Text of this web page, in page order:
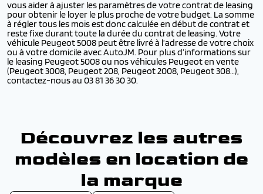
vous aider à ajuster les paramètres de votre contrat de leasing
pour obtenir le loyer le plus proche de votre budget. La somme
à régler tous les mois est donc calculée en début de contrat et
reste fixe durant toute la durée du contrat de leasing. Votre
véhicule Peugeot 5008 peut être livré à l’adresse de votre choix
ou à votre domicile avec AutoJM. Pour plus d’informations sur
le leasing Peugeot 5008 ou nos véhicules Peugeot en vente
(Peugeot 3008, Peugeot 208, Peugeot 2008, Peugeot 308…),
contactez-nous au 03 81 36 30 30.
Découvrez les autres
modèles en location de
la marque